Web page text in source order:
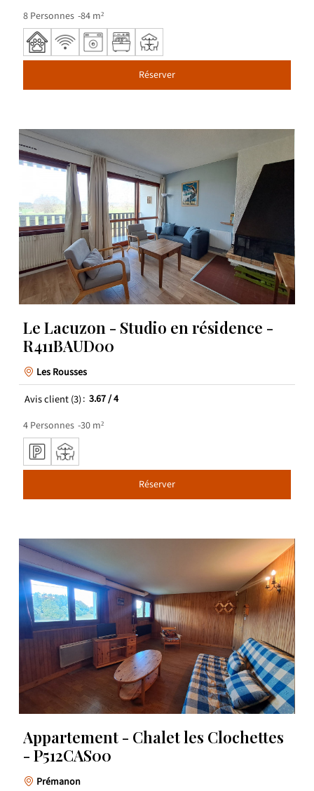
8 Personnes 84 m²
Réserver
Le Lacuzon - Studio en résidence -
R411BAUD00
Les Rousses
Avis client(3) 3.67/ 4
4 Personnes 30 m²
Réserver
Appartement - Chalet les Clochettes
- P512CAS00
Prémanon